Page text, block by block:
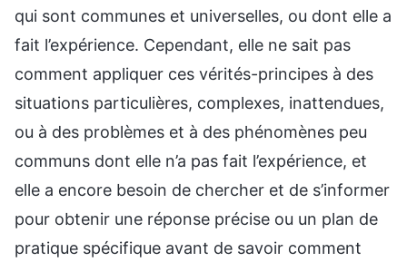
qui sont communes et universelles, ou dont elle a
fait l’expérience. Cependant, elle ne sait pas
comment appliquer ces vérités-principes à des
situations particulières, complexes, inattendues,
ou à des problèmes et à des phénomènes peu
communs dont elle n’a pas fait l’expérience, et
elle a encore besoin de chercher et de s’informer
pour obtenir une réponse précise ou un plan de
pratique spécifique avant de savoir comment